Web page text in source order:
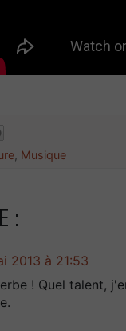
Musique
:
2013 à 21:53
! Quel talent,